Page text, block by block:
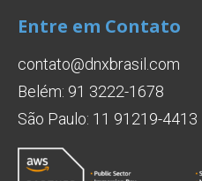
Entre em Contato
contato@dnxbrasil.com
Belém: 91 3222-1678
São Paulo: 11 91219-4413